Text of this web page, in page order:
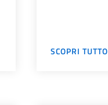
SCOPRI TUTTO